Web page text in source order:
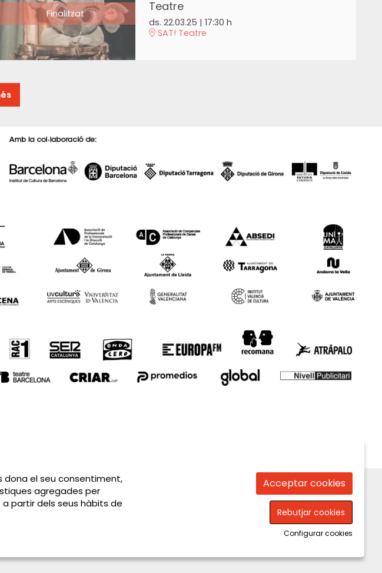
Finalitzat
Teatre
ds. 22.03.25 | 17:30 h
SAT! Teatre
privacitat | Contactar
dona el seu consentiment,
agregades per
partir dels seus hàbits de
Acceptar cookies
Rebutjar cookies
Configurar cookies